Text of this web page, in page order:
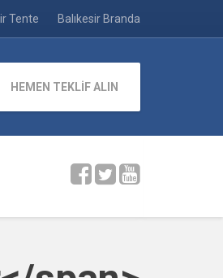
Tente Balıkesir Branda
HEMEN TEKLİF ALIN